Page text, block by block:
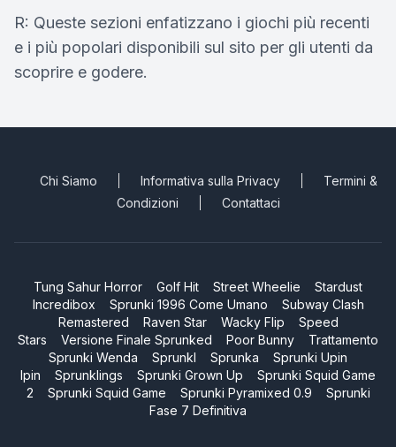
R: Queste sezioni enfatizzano i giochi più recenti
e i più popolari disponibili sul sito per gli utenti da
scoprire e godere.
Chi Siamo Informativa sulla Privacy
Termini &
Condizioni
Contattaci
Tung Sahur Horror Golf Hit Street Wheelie
Stardust
Incredibox
Sprunki 1996 Come Umano
Subway Clash
Remastered
Raven Star Wacky Flip
Speed
Stars
Versione Finale Sprunked Poor Bunny
Trattamento
Sprunki Wenda
Sprunkl Sprunka
Sprunki Upin
Ipin
Sprunklings Sprunki Grown Up
Sprunki Squid Game
2
Sprunki Squid Game Sprunki Pyramixed 0.9
Sprunki
Fase 7 Definitiva